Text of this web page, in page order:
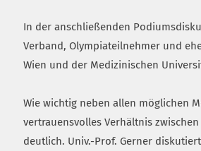
In der anschließenden
Verband, Olympiateilnehmer und
Wien und der Medizinischen
Wie wichtig neben allen möglichen
vertrauensvolles Verhältnis
deutlich. Univ.-Prof. Gerner